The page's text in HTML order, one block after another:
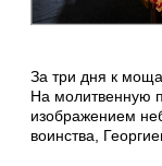
За три дня к
На молитвенную
изображением
воинства,